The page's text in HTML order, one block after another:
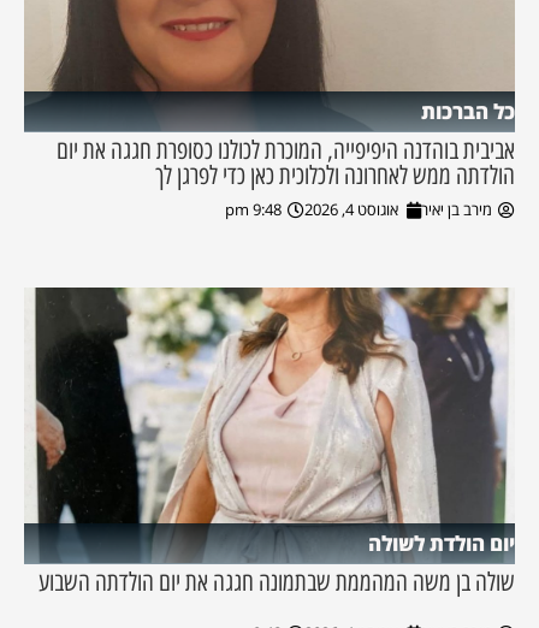
כל הברכות
אביבית בוהדנה היפיפייה, המוכרת לכולנו כסופרת חגגה את יום
הולדתה ממש לאחרונה ולכלוכית כאן כדי לפרגן לך
מירב בן יאיר אוגוסט 4, 2026 9:48 pm
יום הולדת לשולה
שולה בן משה המהממת שבתמונה חגגה את יום הולדתה השבוע